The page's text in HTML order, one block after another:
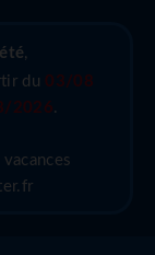
,
du 03/08
2026.